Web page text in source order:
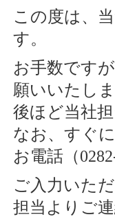
この度は、
す。
お手数です
願いいたしま
後ほど当社
なお、すぐ
お電話（
ご入力いた
担当よりご